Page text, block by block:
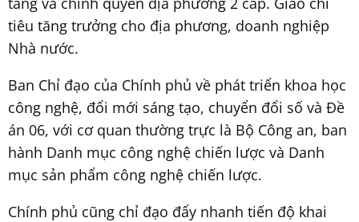
tiêu tăng trưởng cho địa phương, doanh nghiệp
Nhà nước.
Ban Chỉ đạo của Chính phủ về phát triển khoa học
công nghệ, đổi mới sáng tạo, chuyển đổi số và Đề
án 06, với cơ quan thường trực là Bộ Công an, ban
hành Danh mục công nghệ chiến lược và Danh
mục sản phẩm công nghệ chiến lược.
Chính phủ cũng chỉ đạo đẩy nhanh tiến độ khai